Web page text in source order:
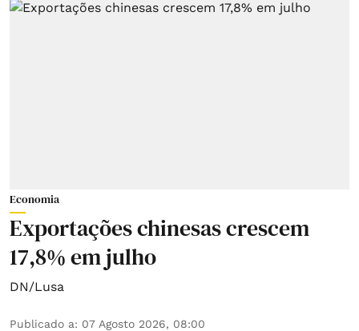
Economia
Exportações chinesas crescem
17,8% em julho
DN/Lusa
Publicado a: 07 Agosto 2026, 08:00